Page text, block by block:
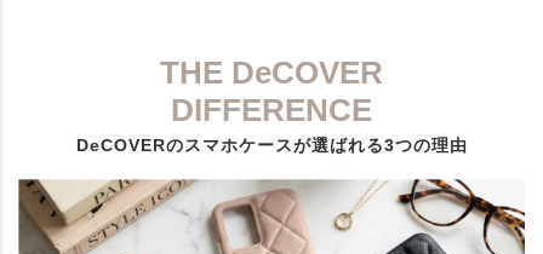
THE DeCOVER
DIFFERENCE
DeCOVERのスマホケースが選ばれる3つの理由